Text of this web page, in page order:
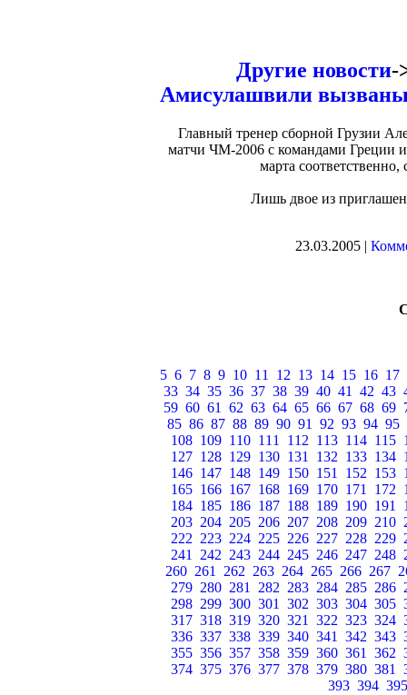
Другие новости-
Амисулашвили вызваны
Главный тренер сборной Грузии
матчи ЧМ-2006 с командами Греции и
марта
Лишь двое из
23.03.2005 |
5 6 7 8 9 10 11 12 13 14 15 16 17
33 34 35 36 37 38 39 40 41 42 43
59 60 61 62 63 64 65 66 67 68 69
85 86 87 88 89 90 91 92 93 94 95
108 109 110 111 112 113 114 115
127 128 129 130 131 132 133 134
146 147 148 149 150 151 152 153
165 166 167 168 169 170 171 172
184 185 186 187 188 189 190 191
203 204 205 206 207 208 209 210
222 223 224 225 226 227 228 229
241
242 243 244 245 246 247 248
260 261 262 263 264 265 266 267
279 280 281 282 283 284 285 286
298 299 300 301 302 303 304 305
317 318 319 320 321 322 323 324
336 337 338 339 340 341 342 343
355 356 357 358 359 360 361 362
374 375 376 377 378 379 380 381
393 394 395